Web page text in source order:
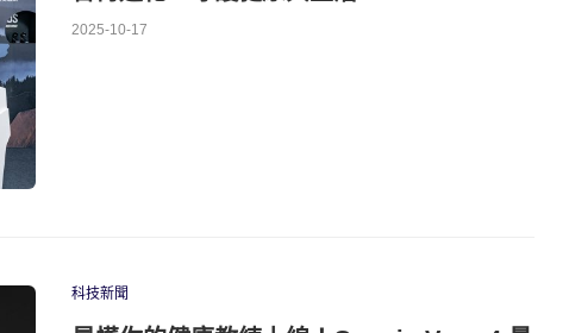
2025-10-17
科技新聞